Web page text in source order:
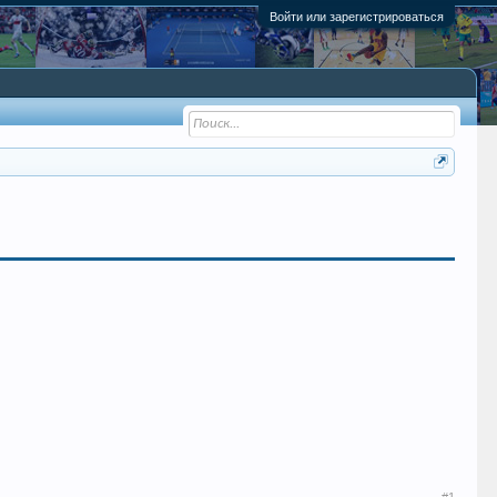
Войти или зарегистрироваться